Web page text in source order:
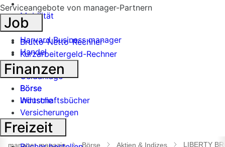
Mobilität
Tech
Harvard Business manager
Handel
Banken
Geldanlage
Börse
Industrie
Suche
öffnen
manager magazin Börse Aktien & Indizes LIBERTY
Serviceangebote von manager-Partnern
Job
Brutto-Netto-Rechner
Kurzarbeitergeld-Rechner
Finanzen
Börse
Wirtschaftsbücher
Versicherungen
Freizeit